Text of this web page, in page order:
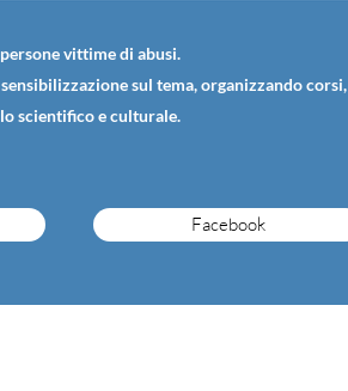
vittime di abusi.
sul tema, organizzando corsi,
scientifico e culturale.
Facebook